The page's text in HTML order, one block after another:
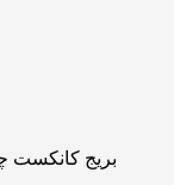
بریج کانکست